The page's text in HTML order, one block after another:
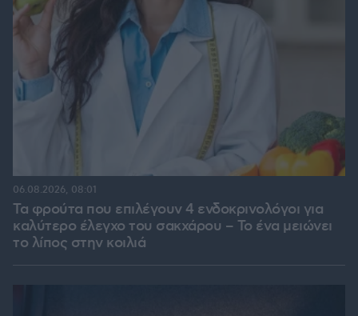
Τα φρούτα που επιλέγουν 4 ενδοκρινολόγοι για
καλύτερο έλεγχο του σακχάρου – Το ένα μειώνει
το λίπος στην κοιλιά
06.08.2026, 08:01